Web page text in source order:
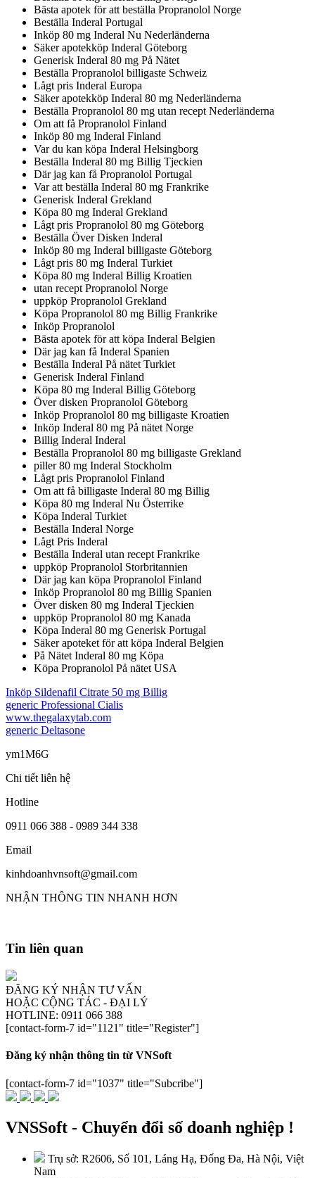
Bästa apotek för att beställa Propranolol Norge
Beställa Inderal Portugal
Inköp 80 mg Inderal Nu Nederländerna
Säker apotekköp Inderal Göteborg
Generisk Inderal 80 mg På Nätet
Beställa Propranolol billigaste Schweiz
Lågt pris Inderal Europa
Säker apotekköp Inderal 80 mg Nederländerna
Beställa Propranolol 80 mg utan recept Nederländerna
Om att få Propranolol Finland
Inköp 80 mg Inderal Finland
Var du kan köpa Inderal Helsingborg
Beställa Inderal 80 mg Billig Tjeckien
Där jag kan få Propranolol Portugal
Var att beställa Inderal 80 mg Frankrike
Generisk Inderal Grekland
Köpa 80 mg Inderal Grekland
Lågt pris Propranolol 80 mg Göteborg
Beställa Över Disken Inderal
Inköp 80 mg Inderal billigaste Göteborg
Lågt pris 80 mg Inderal Turkiet
Köpa 80 mg Inderal Billig Kroatien
utan recept Propranolol Norge
uppköp Propranolol Grekland
Köpa Propranolol 80 mg Billig Frankrike
Inköp Propranolol
Bästa apotek för att köpa Inderal Belgien
Där jag kan få Inderal Spanien
Beställa Inderal På nätet Turkiet
Generisk Inderal Finland
Köpa 80 mg Inderal Billig Göteborg
Över disken Propranolol Göteborg
Inköp Propranolol 80 mg billigaste Kroatien
Inköp Inderal 80 mg På nätet Norge
Billig Inderal Inderal
Beställa Propranolol 80 mg billigaste Grekland
piller 80 mg Inderal Stockholm
Lågt pris Propranolol Finland
Om att få billigaste Inderal 80 mg Billig
Köpa 80 mg Inderal Nu Österrike
Köpa Inderal Turkiet
Beställa Inderal Norge
Lågt Pris Inderal
Beställa Inderal utan recept Frankrike
uppköp Propranolol Storbritannien
Där jag kan köpa Propranolol Finland
Inköp Propranolol 80 mg Billig Spanien
Över disken 80 mg Inderal Tjeckien
uppköp Propranolol 80 mg Kanada
Köpa Inderal 80 mg Generisk Portugal
Säker apoteket för att köpa Inderal Belgien
På Nätet Inderal 80 mg Köpa
Köpa Propranolol På nätet USA
Inköp Sildenafil Citrate 50 mg Billig
generic Professional Cialis
www.thegalaxytab.com
generic Deltasone
ym1M6G
Chi tiết liên hệ
Hotline
0911 066 388 - 0989 344 338
Email
kinhdoanhvnsoft@gmail.com
NHẬN THÔNG TIN NHANH HƠN
Tin liên quan
ĐĂNG KÝ NHẬN TƯ VẤN
HOẶC CỘNG TÁC - ĐẠI LÝ
HOTLINE: 0911 066 388
[contact-form-7 id="1121" title="Register"]
Đăng ký nhận thông tin từ VNSoft
[contact-form-7 id="1037" title="Subcribe"]
VNSSoft - Chuyển đổi số doanh nghiệp !
Trụ sở: R2606, Số 101, Láng Hạ, Đống Đa, Hà Nội, Việt
Nam